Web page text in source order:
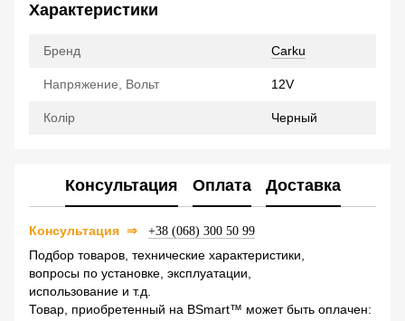
Характеристики
Бренд Carku
Напряжение, Вольт 12V
Колір Черный
Консультация Оплата Доставка
Консультация ⇒ +38 (068) 300 50 99
Подбор товаров, технические характеристики,
вопросы по установке, эксплуатации,
использование и т.д.
Товар, приобретенный на BSmart™ может быть оплачен: